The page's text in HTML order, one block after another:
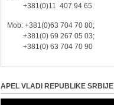
+381(0)11 407 94 65
Mob: +381(0)63 704 70 80;
+381(0) 69 267 05 03;
+381(0) 63 704 70 90
APEL VLADI REPUBLIKE SRBIJE